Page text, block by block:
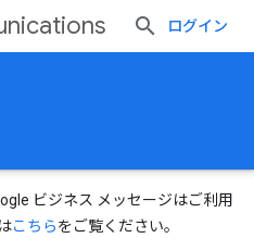
ログイン
ビジネス メッセージはご利用
こちらをご覧ください。